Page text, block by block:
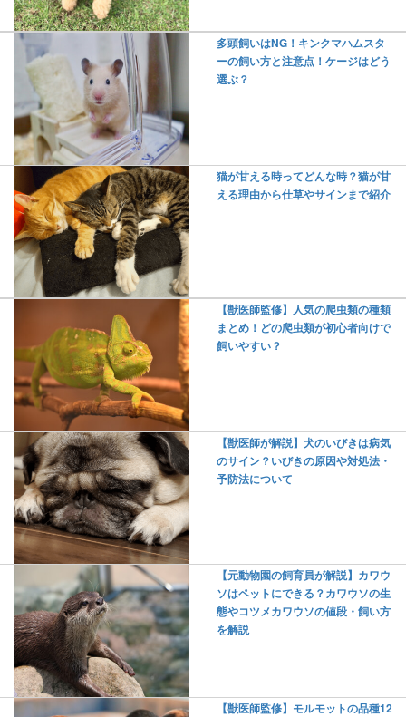
多頭飼いはNG！キンクマハムスタ
ーの飼い方と注意点！ケージはどう
選ぶ？
猫が甘える時ってどんな時？猫が甘
える理由から仕草やサインまで紹介
【獣医師監修】人気の爬虫類の種類
まとめ！どの爬虫類が初心者向けで
飼いやすい？
【獣医師が解説】犬のいびきは病気
のサイン？いびきの原因や対処法・
予防法について
【元動物園の飼育員が解説】カワウ
ソはペットにできる？カワウソの生
態やコツメカワウソの値段・飼い方
を解説
【獣医師監修】モルモットの品種12